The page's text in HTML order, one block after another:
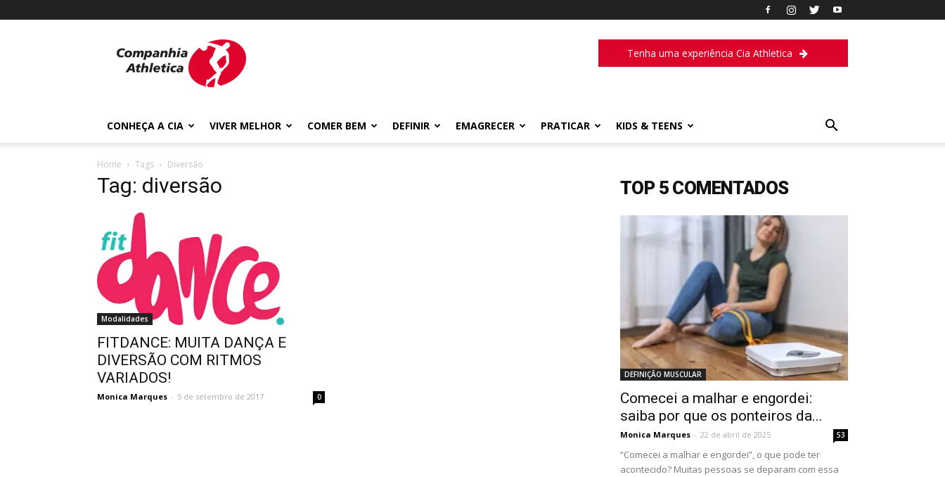
Athletica
Tenha uma experiência Cia Athletica
CONHEÇA A CIA VIVER MELHOR COMER BEM DEFINIR EMAGRECER PRATICAR KIDS & TEENS
Home Tags Diversão
Tag: diversão
Modalidades
FITDANCE: MUITA DANÇA E
DIVERSÃO COM RITMOS
VARIADOS!
Monica Marques - 5 de setembro de 2017 0
TOP 5 COMENTADOS
DEFINIÇÃO MUSCULAR
Comecei a malhar e engordei:
saiba por que os ponteiros da...
Monica Marques - 22 de abril de 2025 53
“Comecei a malhar e engordei”, o que pode ter
acontecido? Muitas pessoas se deparam com essa